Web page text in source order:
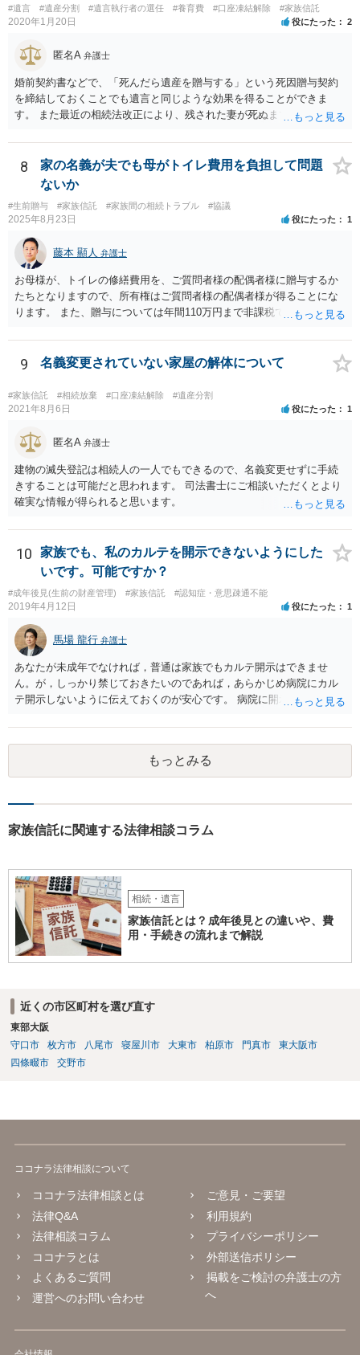
#遺言 #遺産分割 #遺言執行者の選任 #養育費 #口座凍結解除 #家族信託
2020年1月20日 役にたった 2
匿名A 弁護士
婚前契約書などで、「死んだら遺産を贈与する」という死因贈与契約
を締結しておくことでも遺言と同じような効果を得ることができま
す。 また最近の相続法改正により、残された妻が死ぬまで家に住み続
で、その制度を活用する方法も考えられます。 もし契約書の作成まで
視野に入れておられる場合は、お近くの弁護士、できれば相続に強い
弁護士にご相談なさるとよいでしょう。
8
家の名義が夫でも母がトイレ費用を負担して問題
ないか
#生前贈与 #家族信託 #家族間の相続トラブル #協議
2025年8月23日 役にたった 1
藤本 顯人 弁護士
お母様が、トイレの修繕費用を、ご質問者様の配偶者様に贈与するか
たちとなりますので、所有権はご質問者様の配偶者様が得ることにな
ります。 また、贈与については年間110万円まで非課税であり、トイ
9 名義変更されていない家屋の解体について
#家族信託 #相続放棄 #口座凍結解除 #遺産分割
2021年8月6日 役にたった 1
匿名A 弁護士
建物の滅失登記は相続人の一人でもできるので、名義変更せずに手続
きすることは可能だと思われます。 司法書士にご相談いただくとより
確実な情報が得られると思います。
10
家族でも、私のカルテを開示できないようにした
いです。可能ですか？
#成年後見(生前の財産管理) #家族信託 #認知症・意思疎通不能
2019年4月12日 役にたった 1
馬場 龍行 弁護士
あなたが未成年でなければ，普通は家族でもカルテ開示はできませ
ん。が，しっかり禁じておきたいのであれば，あらかじめ病院にカル
テ開示しないように伝えておくのが安心です。 病院に開示しないよう
可能性は低いのでコストパフォーマンスとしてはどうかなという感じ
がします。
もっとみる
家族信託に関連する法律相談コラム
相続・遺言
家族信託とは？成年後見との違いや、費
用・手続きの流れまで解説
近くの市区町村を選び直す
東部大阪
守口市
枚方市 八尾市 寝屋川市 大東市 柏原市 門真市
東大阪市
四條畷市
交野市
ココナラ法律相談について
ココナラ法律相談とは
法律Q&A
法律相談コラム
ココナラとは
よくあるご質問
運営へのお問い合わせ
ご意見・ご要望
利用規約
プライバシーポリシー
外部送信ポリシー
掲載をご検討の弁護士の方
へ